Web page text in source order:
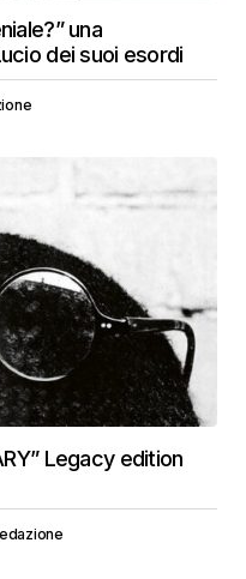
una
dei suoi esordi
Legacy edition